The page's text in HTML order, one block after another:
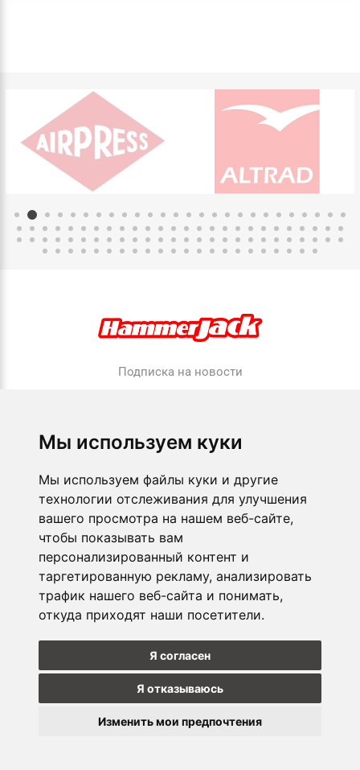
Мы используем куки
Мы используем файлы куки и другие
технологии отслеживания для улучшения
вашего просмотра на нашем веб-сайте,
чтобы показывать вам
персонализированный контент и
таргетированную рекламу, анализировать
трафик нашего веб-сайта и понимать,
откуда приходят наши посетители.
Я согласен
Я отказываюсь
Изменить мои предпочтения
Подписка на новости
прописки
ПРЕДПРИЯТИЕ
Э-МАГАЗИН
МАГАЗИНЫ